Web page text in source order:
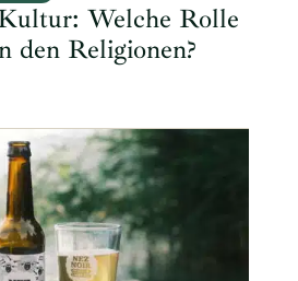
Welche Rolle
den Religionen?